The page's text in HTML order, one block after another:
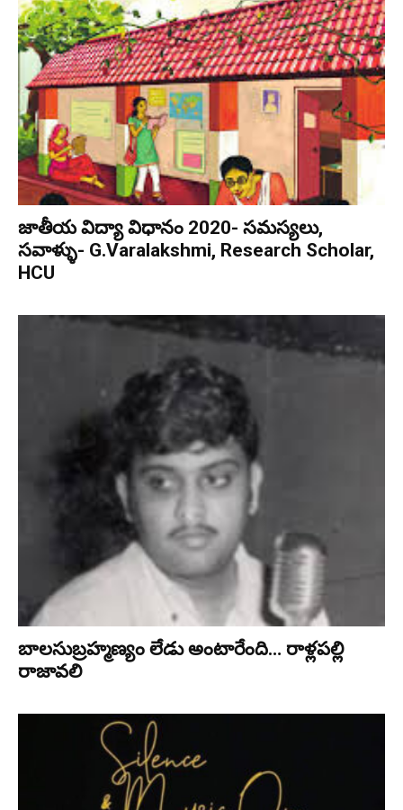
జాతీయ విద్యా విధానం 2020- స‌మ‌స్య‌లు,
స‌వాళ్ళు- G.Varalakshmi, Research Scholar,
HCU
బాలసుబ్ర‌హ్మ‌ణ్యం లేడు అంటారేంది… రాళ్ల‌ప‌ల్లి
రాజావ‌లి